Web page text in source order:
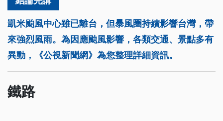
凱米颱風中心雖已離台，但暴風圈持續影響台灣，帶
來強烈風雨。為因應颱風影響，各類交通、景點多有
異動，《公視新聞網》為您整理詳細資訊。
鐵路